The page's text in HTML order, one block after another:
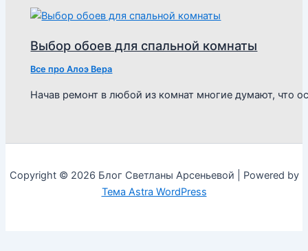
Выбор обоев для спальной комнаты
Все про Алоэ Вера
Начав ремонт в любой из комнат многие думают, что
Copyright © 2026 Блог Светланы Арсеньевой | Powered by
Тема Astra WordPress